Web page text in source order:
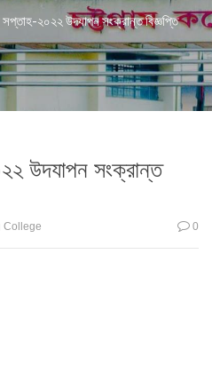
সপ্তাহ-২০২২ উদযাপন সংক্রান্ত বিজ্ঞপ্তি
উদযাপন সংক্রান্ত
College 0